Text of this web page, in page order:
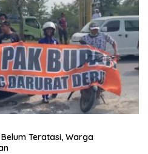
Teratasi, Warga